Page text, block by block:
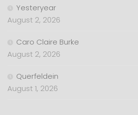
Yesteryear
August 2, 2026
Caro Claire Burke
August 2, 2026
Querfeldein
August 1, 2026